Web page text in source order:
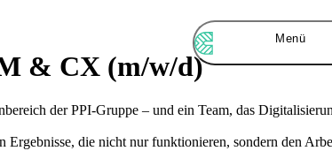
Menü
& CX (m/w/d)
der PPI-Gruppe – und ein Team, das
die nicht nur funktionieren, sondern den